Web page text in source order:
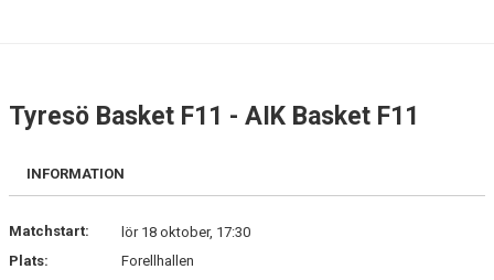
Tyresö Basket F11 - AIK Basket F11
INFORMATION
Matchstart:
lör 18 oktober, 17:30
Plats:
Forellhallen